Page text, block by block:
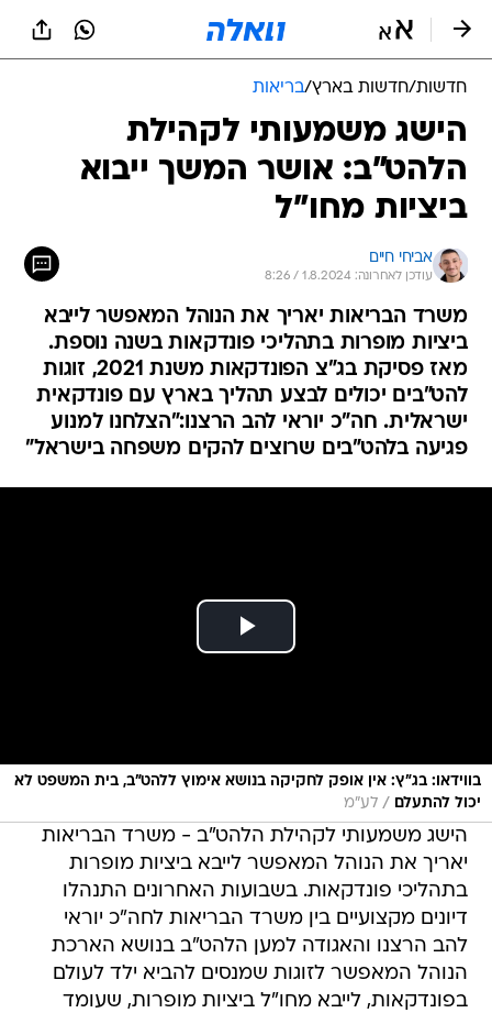
חדשות/חדשות בארץ/בריאות
הישג משמעותי לקהילת
הלהט"ב: אושר המשך ייבוא
ביציות מחו"ל
אביחי חיים
עודכן לאחרונה: 1.8.2024 / 8:26
משרד הבריאות יאריך את הנוהל המאפשר לייבא
ביציות מופרות בתהליכי פונדקאות בשנה נוספת.
מאז פסיקת בג"צ הפונדקאות משנת 2021, זוגות
להט"בים יכולים לבצע תהליך בארץ עם פונדקאית
ישראלית. חה"כ יוראי להב הרצנו:"הצלחנו למנוע
פגיעה בלהט"בים שרוצים להקים משפחה בישראל"
בווידאו: בג"ץ: אין אופק לחקיקה בנושא אימוץ ללהט"ב, בית המשפט לא
יכול להתעלם
/ לע"מ
הישג משמעותי לקהילת הלהט"ב - משרד הבריאות
יאריך את הנוהל המאפשר לייבא ביציות מופרות
בתהליכי פונדקאות. בשבועות האחרונים התנהלו
דיונים מקצועיים בין משרד הבריאות לחה"כ יוראי
להב הרצנו והאגודה למען הלהט"ב בנושא הארכת
הנוהל המאפשר לזוגות שמנסים להביא ילד לעולם
בפונדקאות, לייבא מחו"ל ביציות מופרות, שעומד